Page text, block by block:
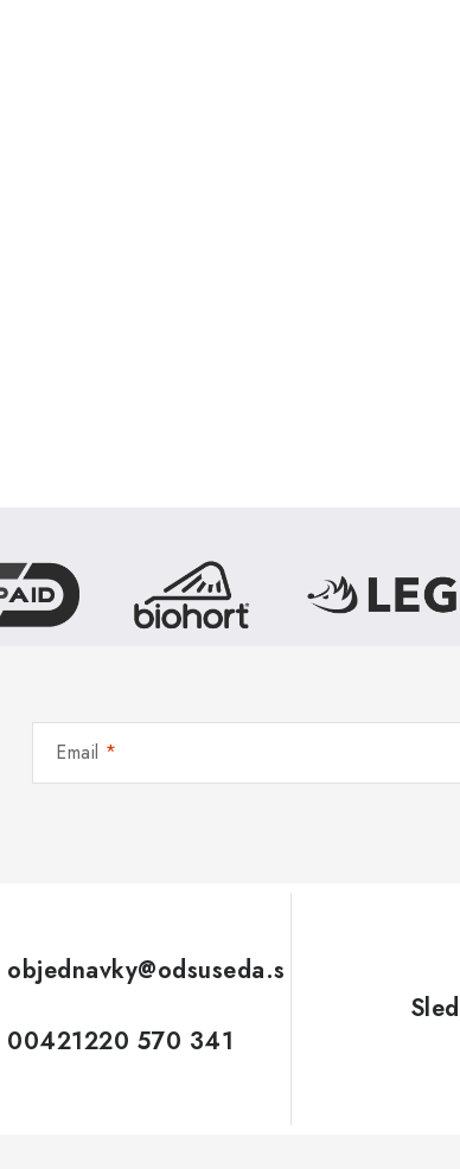
Email
objednavky@odsuseda.s
00421220 570 341